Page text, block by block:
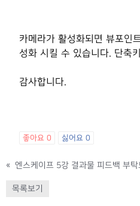
카메라가 활성화되면 뷰포인
성화 시킬 수 있습니다. 단축
감사합니다.
좋아요 0 싫어요 0
« 엔스케이프 5강 결과물 피드백 부탁
목록보기